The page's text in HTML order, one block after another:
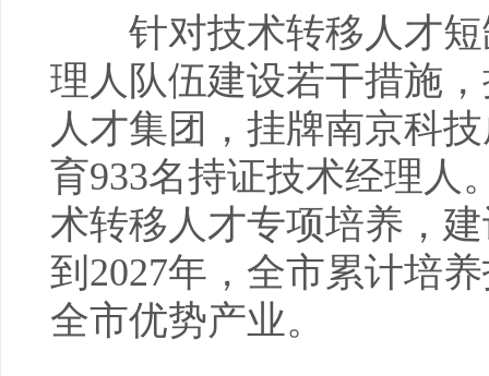
针对技术转移人才短
理人队伍建设若干措施
人才集团，挂牌南京科
育933名持证技术经理人
术转移人才专项培养，
到2027年，全市累计培
全市优势产业。